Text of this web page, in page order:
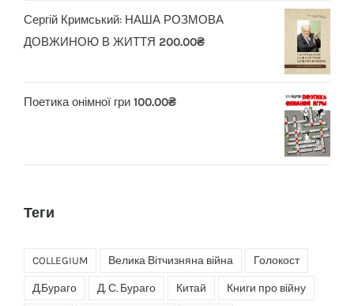
Сергій Кримський: НАША РОЗМОВА
ДОВЖИНОЮ В ЖИТТЯ 200.00₴
Поетика онімної гри 100.00₴
Теги
COLLEGIUM Велика Вітчизняна війна Голокост
Д.Бураго Д. С. Бураго Китай Книги про війну